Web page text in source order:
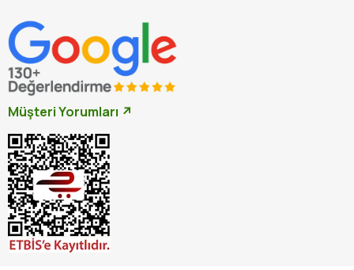
Müşteri Yorumları ↗